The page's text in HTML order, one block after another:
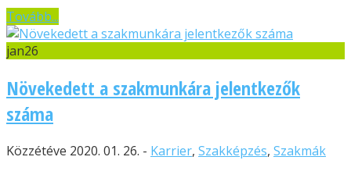
Tovább...
jan26
Növekedett a szakmunkára jelentkezők
száma
Közzétéve 2020. 01. 26. - Karrier, Szakképzés, Szakmák